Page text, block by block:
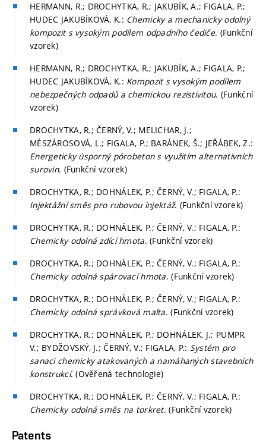
HERMANN, R.; DROCHYTKA, R.; JAKUBÍK, A.; FIGALA, P.;
HUDEC JAKUBÍKOVÁ, K.: Chemicky a mechanicky odolný
kompozit s vysokým podílem odpadního čediče. (Funkční
vzorek)
HERMANN, R.; DROCHYTKA, R.; JAKUBÍK, A.; FIGALA, P.;
HUDEC JAKUBÍKOVÁ, K.: Kompozit s vysokým podílem
nebezpečných odpadů a chemickou rezistivitou. (Funkční
vzorek)
DROCHYTKA, R.; ČERNÝ, V.; MELICHAR, J.;
MÉSZÁROSOVÁ, L.; FIGALA, P.; BARÁNEK, Š.; JEŘÁBEK, Z.:
Energeticky úsporný pórobeton s využitím alternativních
surovin. (Funkční vzorek)
DROCHYTKA, R.; DOHNÁLEK, P.; ČERNÝ, V.; FIGALA, P.:
Injektážní směs pro rubovou injektáž. (Funkční vzorek)
DROCHYTKA, R.; DOHNÁLEK, P.; ČERNÝ, V.; FIGALA, P.:
Chemicky odolná zdící hmota. (Funkční vzorek)
DROCHYTKA, R.; DOHNÁLEK, P.; ČERNÝ, V.; FIGALA, P.:
Chemicky odolná spárovací hmota. (Funkční vzorek)
DROCHYTKA, R.; DOHNÁLEK, P.; ČERNÝ, V.; FIGALA, P.:
Chemicky odolná správková malta. (Funkční vzorek)
DROCHYTKA, R.; DOHNÁLEK, P.; DOHNÁLEK, J.; PUMPR,
V.; BYDŽOVSKÝ, J.; ČERNÝ, V.; FIGALA, P.: Systém pro
sanaci chemicky atakovaných a namáhaných stavebních
konstrukcí. (Ověřená technologie)
DROCHYTKA, R.; DOHNÁLEK, P.; ČERNÝ, V.; FIGALA, P.:
Chemicky odolná směs na torkret. (Funkční vzorek)
Patents